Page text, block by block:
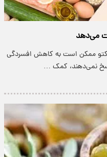
می‌دهد
ممکن است به کاهش افسردگی
نمی‌دهند، کمک …